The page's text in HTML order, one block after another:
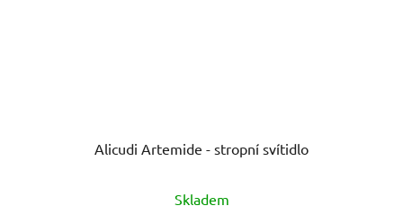
Alicudi Artemide - stropní svítidlo
hodnocení
Skladem